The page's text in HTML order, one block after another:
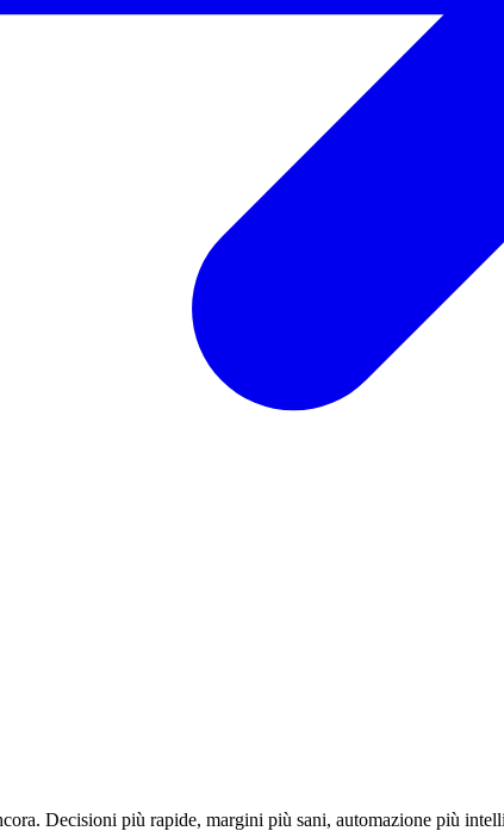
Decisioni più rapide, margini più sani, automazione più